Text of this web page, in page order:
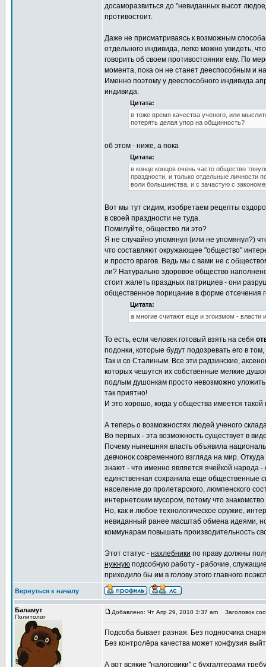
досаморазвиться до "невиданных высот
противостоит.
Даже не присматриваясь к возможным
отдельного индивида, легко можно увидеть,
говорить об своем противостоянии ему. По
момента, пока он не станет дееспособным и
Именно поэтому у дееспособного индивида
индивида.
Цитата:
в тоже время качества ученого, или
потерять делая упор на общинность?
об этом - ниже, а пока
Цитата:
в конце концов очень часто общество
праздности, и только отдельные личности
воли большинства, и с зачастую с
Вот мы тут сидим, изобретаем рецепты
в своей праздности не туда.
Помилуйте, общество ли это?
Я не случайно упомянул (или не упомянул?)
что составляют окружающее "общество"
и просто врагов. Ведь мы с вами не с
ли? Натурально здоровое общество
стоит жалеть праздных патрициев - они
общественное порицание в форме отсечения
Цитата:
а многие считают еще и эгоизмом - власти
То есть, если человек готовый взять на себя
подонки, которые будут подозревать его в
Так и со Сталиным. Все эти радзинские,
которых чешутся их собственные мелкие
подлым душонкам просто невозможно уложить
так приятно!
И это хорошо, когда у общества имеется
А теперь о возможностях людей ученого
Во первых - эта возможность существует в
Почему нынешняя власть объявила
девчонок современного взгляда на мир.
знают - что именно является ячейкой
единственная сохранила еще общественные
население до пролетарского, люмпенского
интернетским мусором, потому что
Но, как и любое технологическое оружие,
невиданный ранее масштаб обмена идеями,
коммунарам повышать производительность
Этот статус - нахлебники по праву должны
нужную подсобную работу - рабочие,
приходило бы им в голову этого главного
Вернуться к началу
Баламут
Политолог
Добавлено: Чт Апр 29, 2010 3:37 am Заголовок
Подсоба бывает разная. Без подносчика
Без контролёра качества может конфузия
А вот всякие "налоговики" с бухгалтерами